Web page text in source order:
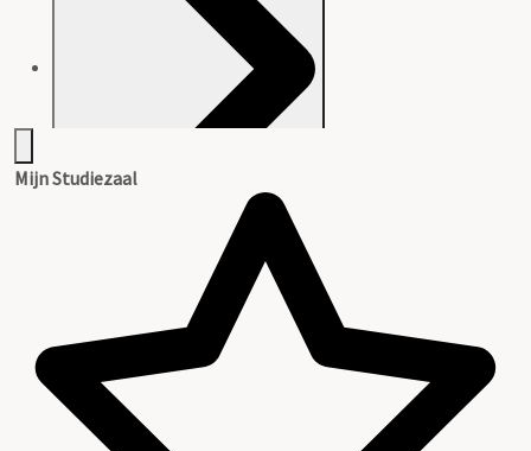
Aanwijzingen voor de gebruiker
Inleiding
Mijn Studiezaal